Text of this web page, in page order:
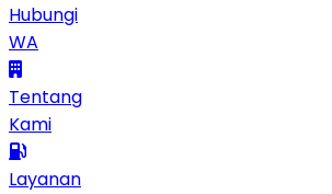
Hubungi
WA
Tentang
Kami
Layanan